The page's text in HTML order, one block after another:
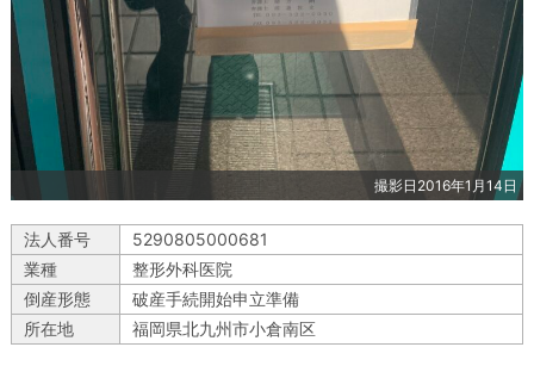
撮影日2016年1月14日
法人番号
5290805000681
業種
整形外科医院
倒産形態
破産手続開始申立準備
所在地
福岡県北九州市小倉南区